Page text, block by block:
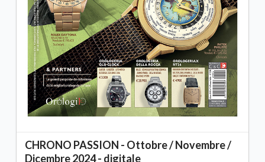
CHRONO PASSION - Ottobre / Novembre /
Dicembre 2024 - digitale